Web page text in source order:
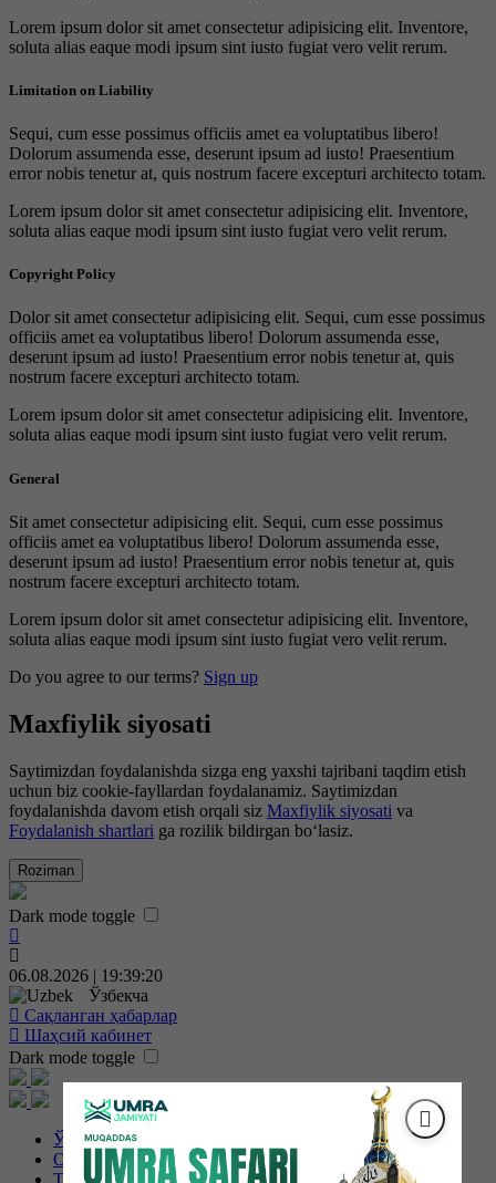
Lorem ipsum dolor sit amet consectetur adipisicing elit. Inventore,
soluta alias eaque modi ipsum sint iusto fugiat vero velit rerum.
Limitation on Liability
Sequi, cum esse possimus officiis amet ea voluptatibus libero!
Dolorum assumenda esse, deserunt ipsum ad iusto! Praesentium
error nobis tenetur at, quis nostrum facere excepturi architecto totam.
Lorem ipsum dolor sit amet consectetur adipisicing elit. Inventore,
soluta alias eaque modi ipsum sint iusto fugiat vero velit rerum.
Copyright Policy
Dolor sit amet consectetur adipisicing elit. Sequi, cum esse possimus
officiis amet ea voluptatibus libero! Dolorum assumenda esse,
deserunt ipsum ad iusto! Praesentium error nobis tenetur at, quis
nostrum facere excepturi architecto totam.
Lorem ipsum dolor sit amet consectetur adipisicing elit. Inventore,
soluta alias eaque modi ipsum sint iusto fugiat vero velit rerum.
General
Sit amet consectetur adipisicing elit. Sequi, cum esse possimus
officiis amet ea voluptatibus libero! Dolorum assumenda esse,
deserunt ipsum ad iusto! Praesentium error nobis tenetur at, quis
nostrum facere excepturi architecto totam.
Lorem ipsum dolor sit amet consectetur adipisicing elit. Inventore,
soluta alias eaque modi ipsum sint iusto fugiat vero velit rerum.
Do you agree to our terms? Sign up
Maxfiylik siyosati
Saytimizdan foydalanishda sizga eng yaxshi tajribani taqdim etish
uchun biz cookie-fayllardan foydalanamiz. Saytimizdan
foydalanishda davom etish orqali siz Maxfiylik siyosati va
Foydalanish shartlari ga rozilik bildirgan bo‘lasiz.
Roziman
Dark mode toggle
06.08.2026 | 19:39:21
Ўзбекча
Сақланган ҳабарлар
Шаҳсий кабинет
Dark mode toggle
Ўзбекистон
Об-ҳаво
Технология